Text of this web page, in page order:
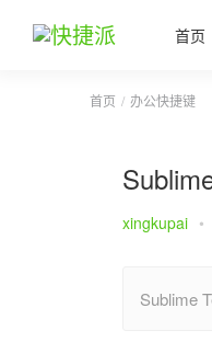
首页
首页 办公快捷键
xingkupai •
Sublime